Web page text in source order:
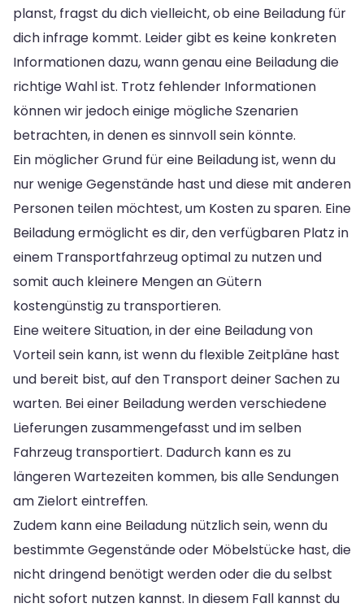
planst, fragst du dich vielleicht, ob eine Beiladung für
dich infrage kommt. Leider gibt es keine konkreten
Informationen dazu, wann genau eine Beiladung die
richtige Wahl ist. Trotz fehlender Informationen
können wir jedoch einige mögliche Szenarien
betrachten, in denen es sinnvoll sein könnte.
Ein möglicher Grund für eine Beiladung ist, wenn du
nur wenige Gegenstände hast und diese mit anderen
Personen teilen möchtest, um Kosten zu sparen. Eine
Beiladung ermöglicht es dir, den verfügbaren Platz in
einem Transportfahrzeug optimal zu nutzen und
somit auch kleinere Mengen an Gütern
kostengünstig zu transportieren.
Eine weitere Situation, in der eine Beiladung von
Vorteil sein kann, ist wenn du flexible Zeitpläne hast
und bereit bist, auf den Transport deiner Sachen zu
warten. Bei einer Beiladung werden verschiedene
Lieferungen zusammengefasst und im selben
Fahrzeug transportiert. Dadurch kann es zu
längeren Wartezeiten kommen, bis alle Sendungen
am Zielort eintreffen.
Zudem kann eine Beiladung nützlich sein, wenn du
bestimmte Gegenstände oder Möbelstücke hast, die
nicht dringend benötigt werden oder die du selbst
nicht sofort nutzen kannst. In diesem Fall kannst du